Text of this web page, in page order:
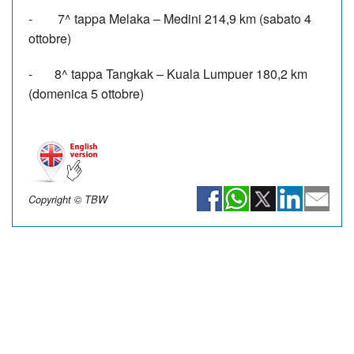
- 7^ tappa Melaka – Medini 214,9 km (sabato 4
ottobre)
- 8^ tappa Tangkak – Kuala Lumpuer 180,2 km
(domenica 5 ottobre)
Copyright © TBW